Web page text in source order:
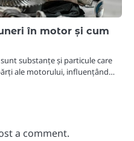
în motor și cum
substanțe și particule care
ale motorului, influențând…
a comment.